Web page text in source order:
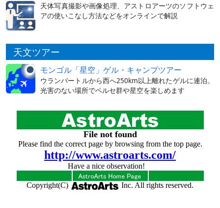
天体写真撮影や画像処理、アストロアーツのソフトウェ
アの使いこなし方法などをオンラインで解説
天文ツアー
モンゴル「星空」ゲル・キャンプツアー
ウランバートルから西へ250km以上離れたゲルに連泊。
光害のない場所でペルセ群や星空を楽しめます